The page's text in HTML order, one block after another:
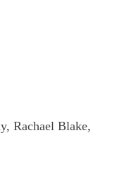
Rachael Blake,